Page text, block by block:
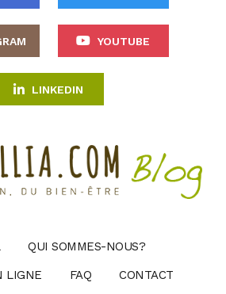
YOUTUBE
LINKEDIN
QUI SOMMES-NOUS?
LIGNE
FAQ CONTACT